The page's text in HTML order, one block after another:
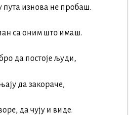
пута изнова не пробаш.
са оним што имаш.
да постоје људи,
да закораче,
да чују и виде.